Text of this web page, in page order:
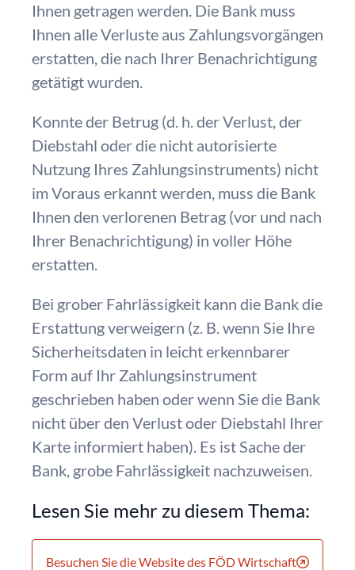
Ihnen getragen werden. Die Bank muss
Ihnen alle Verluste aus Zahlungsvorgängen
erstatten, die nach Ihrer Benachrichtigung
getätigt wurden.
Konnte der Betrug (d. h. der Verlust, der
Diebstahl oder die nicht autorisierte
Nutzung Ihres Zahlungsinstruments) nicht
im Voraus erkannt werden, muss die Bank
Ihnen den verlorenen Betrag (vor und nach
Ihrer Benachrichtigung) in voller Höhe
erstatten.
Bei grober Fahrlässigkeit kann die Bank die
Erstattung verweigern (z. B. wenn Sie Ihre
Sicherheitsdaten in leicht erkennbarer
Form auf Ihr Zahlungsinstrument
geschrieben haben oder wenn Sie die Bank
nicht über den Verlust oder Diebstahl Ihrer
Karte informiert haben). Es ist Sache der
Bank, grobe Fahrlässigkeit nachzuweisen.
Lesen Sie mehr zu diesem Thema:
Besuchen Sie die Website des FÖD Wirtschaft